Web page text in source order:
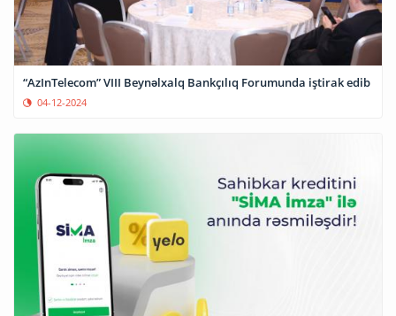
“AzInTelecom” VIII Beynəlxalq Bankçılıq Forumunda iştirak edib
04-12-2024